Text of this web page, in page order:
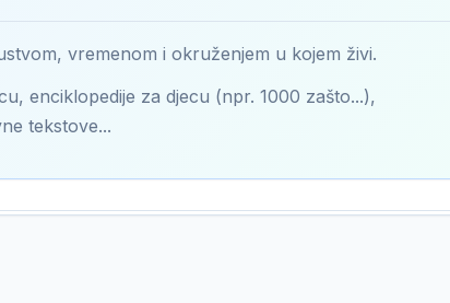
vremenom i okruženjem u kojem živi.
enciklopedije za djecu (npr. 1000 zašto...),
tekstove...